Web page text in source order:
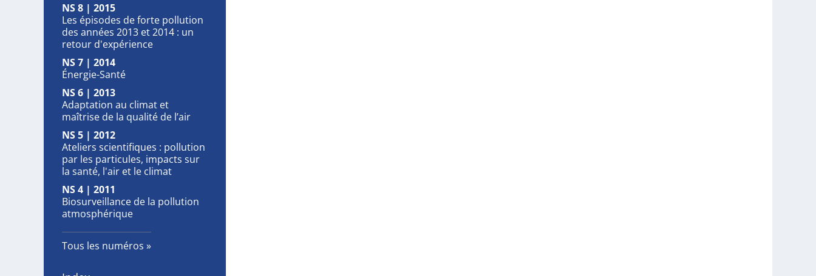
NS 8 | 2015
Les épisodes de forte pollution
des années 2013 et 2014 : un
retour d'expérience
NS 7 | 2014
Énergie-Santé
NS 6 | 2013
Adaptation au climat et
maîtrise de la qualité de l’air
NS 5 | 2012
Ateliers scientifiques : pollution
par les particules, impacts sur
la santé, l'air et le climat
NS 4 | 2011
Biosurveillance de la pollution
atmosphérique
Tous les numéros